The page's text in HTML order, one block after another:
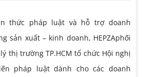
thức pháp luật và hỗ trợ doanh
sản xuất – kinh doanh, HEPZAphối
thị trường TP.HCM tổ chức Hội nghị
pháp luật dành cho các doanh